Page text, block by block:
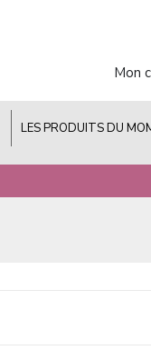
Mon
LES PRODUITS DU